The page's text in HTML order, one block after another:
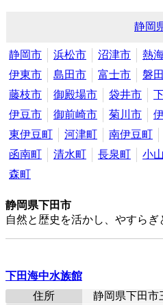
静岡
静岡市 浜松市 沼津市 熱
伊東市
島田市 富士市 磐
藤枝市
御殿場市 袋井市
伊豆市
御前崎市 菊川市
東伊豆町
河津町 南伊豆町
函南町
清水町 長泉町 小
森町
静岡県下田市
自然と歴史を活かし、やすら
下田海中水族館
住所
静岡県下田市